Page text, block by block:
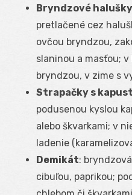
Bryndzové halušky
pretlačené cez
ovčou bryndzou,
slaninou a masťou;
bryndzou, v zime s
Strapačky s
podusenou kyslou
alebo škvarkami; v
ladenie
Demikát:
cibuľou, paprikou;